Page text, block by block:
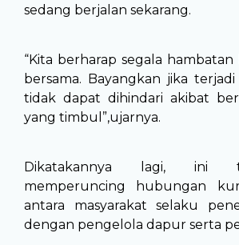
sedang berjalan sekarang.
“Kita berharap segala hambatan
bersama. Bayangkan jika
tidak dapat dihindari akibat
yang timbul”,ujarnya.
Dikatakannya lagi, ini
memperuncing hubungan
antara masyarakat selaku
dengan pengelola dapur serta